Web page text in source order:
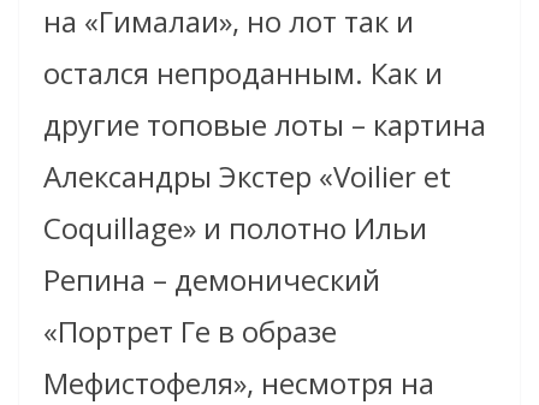
на «Гималаи», но лот так и
остался непроданным. Как и
другие топовые лоты – картина
Александры Экстер «Voilier et
Сoquillage» и полотно Ильи
Репина – демонический
«Портрет Ге в образе
Мефистофеля», несмотря на